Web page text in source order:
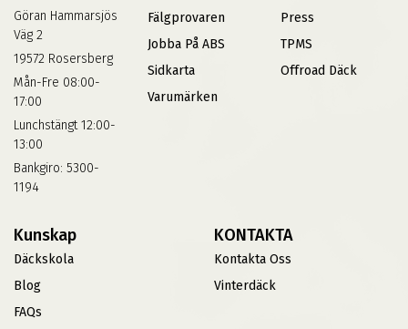
Göran Hammarsjös
Väg 2
19572 Rosersberg
Mån-Fre 08:00-
17:00
Lunchstängt 12:00-
13:00
Bankgiro: 5300-
1194
Fälgprovaren
Jobba På ABS
Sidkarta
Varumärken
Press
TPMS
Offroad Däck
Kunskap
Däckskola
Blog
FAQs
KONTAKTA
Kontakta Oss
Vinterdäck